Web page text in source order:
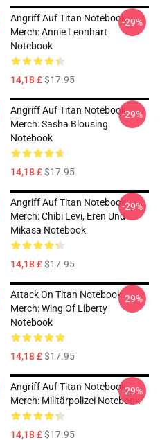
Angriff Auf Titan Notebook
Merch: Annie Leonhart
Notebook
14,18 £$17.95
-29%
Angriff Auf Titan Notebook
Merch: Sasha Blousing
Notebook
14,18 £$17.95
-29%
Angriff Auf Titan Notebook
Merch: Chibi Levi, Eren Und
Mikasa Notebook
14,18 £$17.95
-29%
Attack On Titan Notebook
Merch: Wing Of Liberty
Notebook
14,18 £$17.95
-29%
Angriff Auf Titan Notebook
Merch: Militärpolizei Notebook
14,18 £$17.95
-29%